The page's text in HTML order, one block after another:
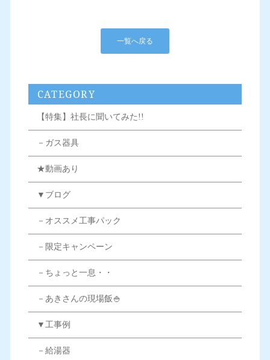
一覧へ戻る
CATEGORY
【特集】社長に聞いてみた!!
－ガス器具
★動画あり
▼ブログ
－オススメ工事パック
－限定キャンペーン
－ちょっと一息・・
－あきさんの現場飯🍚
▼工事例
－給湯器